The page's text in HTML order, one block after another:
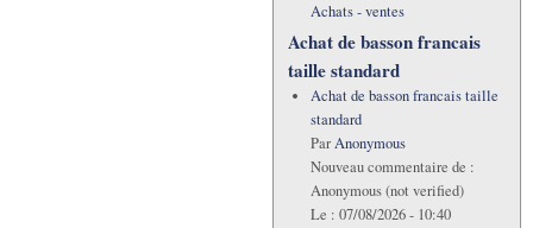
Achats - ventes
Achat de basson francais
taille standard
Achat de basson francais taille
standard
ParAnonymous
Nouveau commentaire de :
Anonymous (not verified)
Le : 07/08/2026 - 10:40